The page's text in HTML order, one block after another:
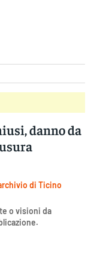
danno da
di Ticino
o visioni da